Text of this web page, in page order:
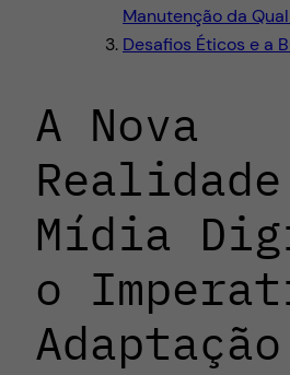
Manutenção da
Desafios Éticos e a
A Nova
Mídia
o
Adaptação